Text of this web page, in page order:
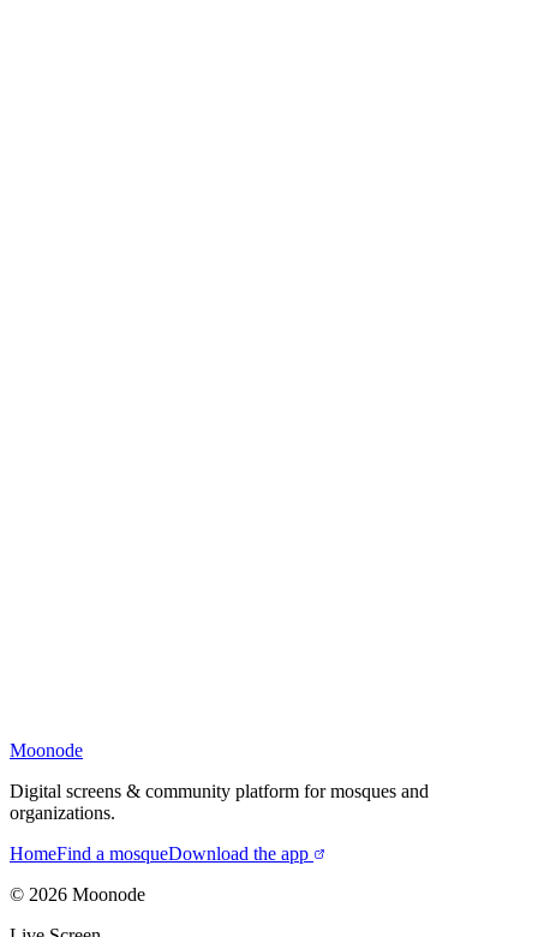
Moonode
Digital screens & community platform for mosques and
organizations.
HomeFind a mosqueDownload the app
© 2026 Moonode